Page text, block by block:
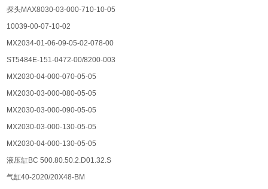
探头MAX8030-03-000-710-10-05
10039-00-07-10-02
MX2034-01-06-09-05-02-078-00
ST5484E-151-0472-00/8200-003
MX2030-04-000-070-05-05
MX2030-03-000-080-05-05
MX2030-03-000-090-05-05
MX2030-03-000-130-05-05
MX2030-04-000-130-05-05
液压缸BC 500.80.50.2.D01.32.S
气缸40-2020/20X48-BM